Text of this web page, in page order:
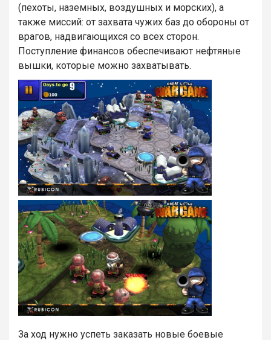
(пехоты, наземных, воздушных и морских), а
также миссий: от захвата чужих баз до обороны от
врагов, надвигающихся со всех сторон.
Поступление финансов обеспечивают нефтяные
вышки, которые можно захватывать.
За ход нужно успеть заказать новые боевые